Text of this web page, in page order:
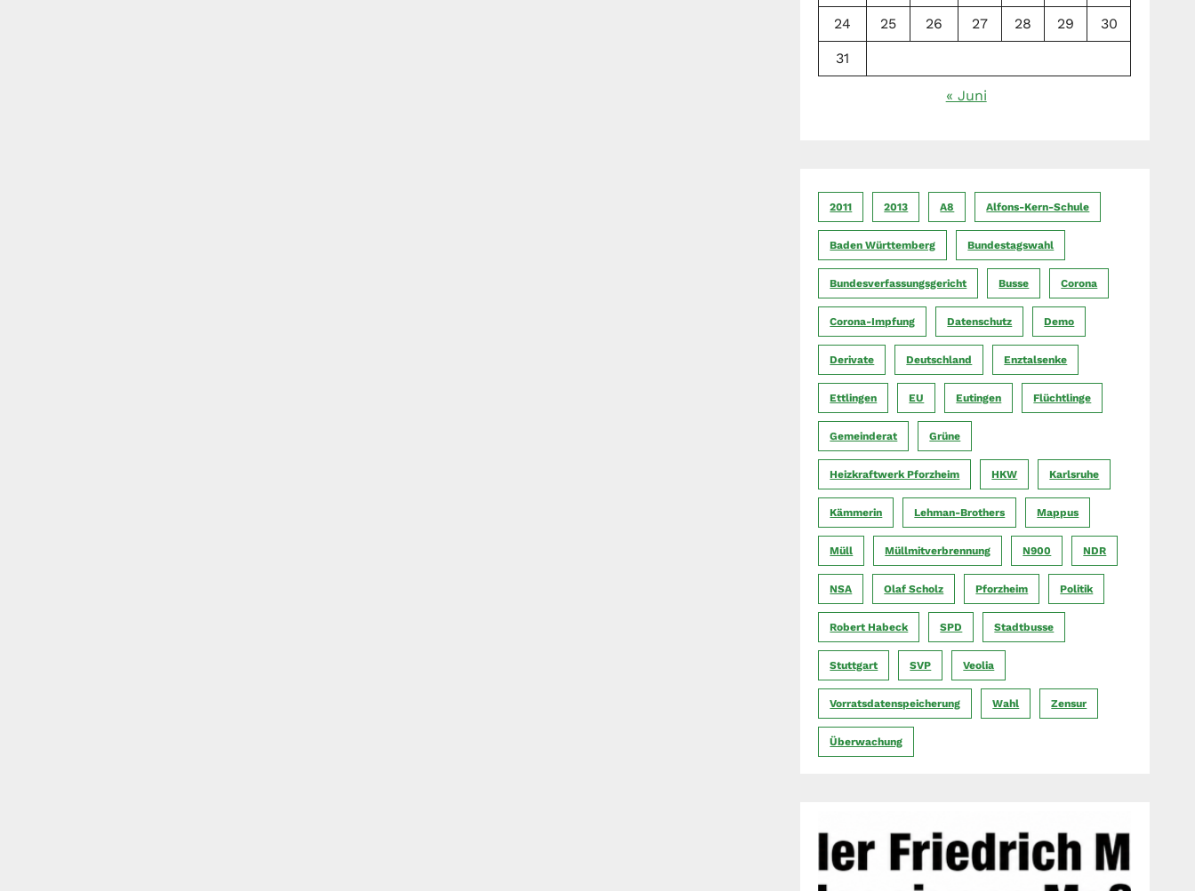
24 25 26 27 28 29 30
31
« Juni
2011 2013 A8 Alfons-Kern-Schule
Baden Württemberg Bundestagswahl
Bundesverfassungsgericht Busse Corona
Corona-Impfung Datenschutz Demo
Derivate Deutschland Enztalsenke
Ettlingen EU Eutingen Flüchtlinge
Gemeinderat Grüne
Heizkraftwerk Pforzheim HKW Karlsruhe
Kämmerin Lehman-Brothers Mappus
Müll Müllmitverbrennung N900 NDR
NSA Olaf Scholz Pforzheim Politik
Robert Habeck SPD Stadtbusse
Stuttgart SVP Veolia
Vorratsdatenspeicherung Wahl Zensur
Überwachung